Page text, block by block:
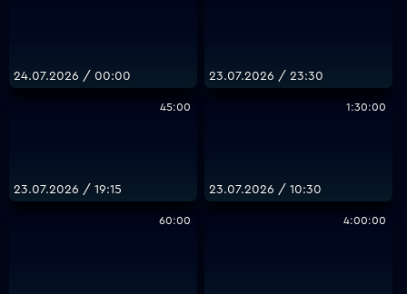
24.07.2026 / 00:00 23.07.2026 / 23:30
45:00
23.07.2026 / 19:15
1:30:00
23.07.2026 / 10:30
60:00 4:00:00